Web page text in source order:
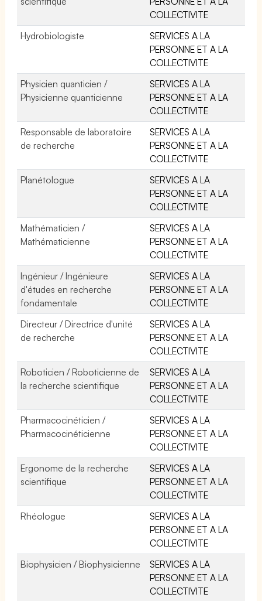
COLLECTIVITE
Hydrobiologiste
SERVICES A LA
PERSONNE ET A LA
COLLECTIVITE
Physicien quanticien /
Physicienne quanticienne
SERVICES A LA
PERSONNE ET A LA
COLLECTIVITE
Responsable de laboratoire
de recherche
SERVICES A LA
PERSONNE ET A LA
COLLECTIVITE
Planétologue
SERVICES A LA
PERSONNE ET A LA
COLLECTIVITE
Mathématicien /
Mathématicienne
SERVICES A LA
PERSONNE ET A LA
COLLECTIVITE
Ingénieur / Ingénieure
d'études en recherche
fondamentale
SERVICES A LA
PERSONNE ET A LA
COLLECTIVITE
Directeur / Directrice d'unité
de recherche
SERVICES A LA
PERSONNE ET A LA
COLLECTIVITE
Roboticien / Roboticienne de
la recherche scientifique
SERVICES A LA
PERSONNE ET A LA
COLLECTIVITE
Pharmacocinéticien /
Pharmacocinéticienne
SERVICES A LA
PERSONNE ET A LA
COLLECTIVITE
Ergonome de la recherche
scientifique
SERVICES A LA
PERSONNE ET A LA
COLLECTIVITE
Rhéologue
SERVICES A LA
PERSONNE ET A LA
COLLECTIVITE
Biophysicien / Biophysicienne
SERVICES A LA
PERSONNE ET A LA
COLLECTIVITE